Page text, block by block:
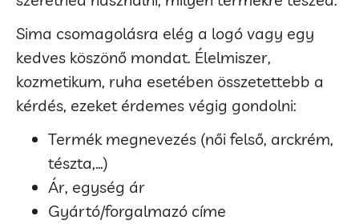
Sima csomagolásra elég a logó vagy egy
kedves köszönő mondat. Élelmiszer,
kozmetikum, ruha esetében összetettebb a
kérdés, ezeket érdemes végig gondolni:
Termék megnevezés (női felső, arckrém,
tészta,…)
Ár, egység ár
Gyártó/forgalmazó címe